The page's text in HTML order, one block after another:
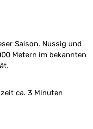
Saison. Nussig und
Metern im bekannten
ca. 3 Minuten